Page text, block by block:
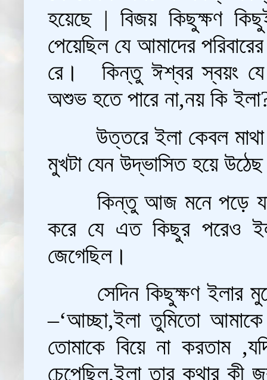
হয়েছে | বিজয় কিছুক্ষণ
পেয়েছিল যে আমাদের
রে।
কিন্তু ঈশ্বর স্বয়ং
অশুভ হতে পারে না,নয় কি
উত্তরে ইলা কেবল
মুখটা যেন উদ্ভাসিত হয়ে
কিন্তু আজ মনে পড়ে
করে যে এত কিছুর পরেও
জেগেছিল।
সেদিন কিছুক্ষণ ইলার
–‘আচ্ছা,ইলা তুমিতো আমাকে
তোমাকে বিয়ে না করতাম
চেপেছিল,ইলা তার কথার কী